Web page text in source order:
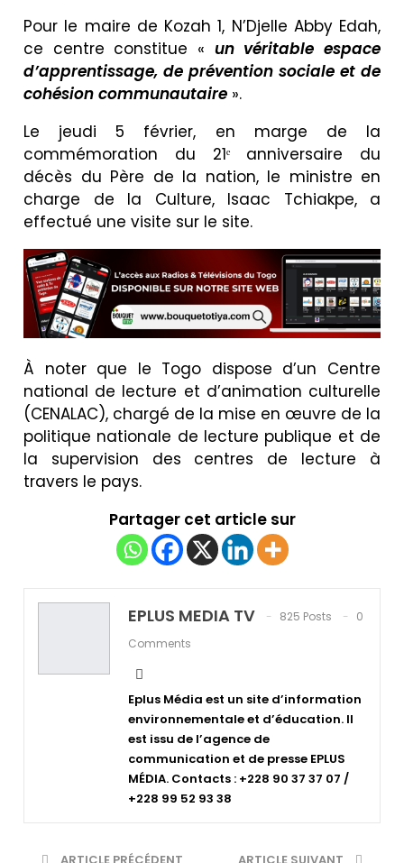
Pour le maire de Kozah 1, N’Djelle Abby Edah,
ce centre constitue « un véritable espace
d’apprentissage, de prévention sociale et de
cohésion communautaire ».
Le jeudi 5 février, en marge de la
commémoration du 21ᵉ anniversaire du
décès du Père de la nation, le ministre en
charge de la Culture, Isaac Tchiakpe, a
effectué une visite sur le site.
À noter que le Togo dispose d’un Centre
national de lecture et d’animation culturelle
(CENALAC), chargé de la mise en œuvre de la
politique nationale de lecture publique et de
la supervision des centres de lecture à
travers le pays.
Partager cet article sur
EPLUS MEDIA TV 825 Posts
0
Comments
Eplus Média est un site d’information
environnementale et d’éducation. Il
est issu de l’agence de
communication et de presse EPLUS
MÉDIA. Contacts : +228 90 37 37 07 /
+228 99 52 93 38
ARTICLE PRÉCÉDENT ARTICLE SUIVANT